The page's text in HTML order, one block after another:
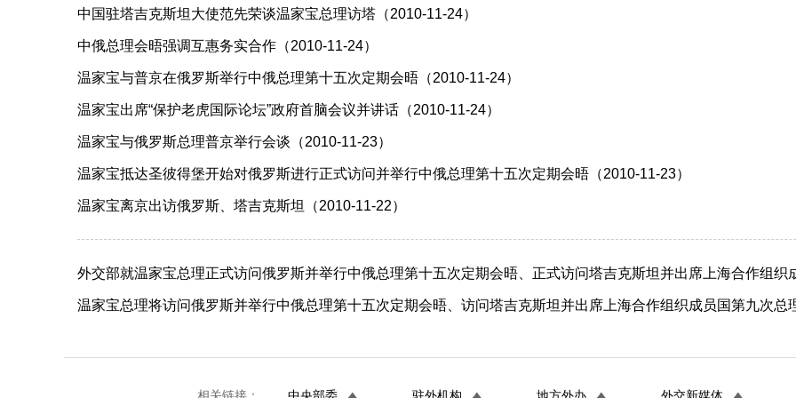
中国驻塔吉克斯坦大使范先荣谈温家宝总理访塔（2010-11-24）
中俄总理会晤强调互惠务实合作（2010-11-24）
温家宝与普京在俄罗斯举行中俄总理第十五次定期会晤（2010-11-24）
温家宝出席“保护老虎国际论坛”政府首脑会议并讲话（2010-11-24）
温家宝与俄罗斯总理普京举行会谈（2010-11-23）
温家宝抵达圣彼得堡开始对俄罗斯进行正式访问并举行中俄总理第十五次定期会晤（2010-11-23）
温家宝离京出访俄罗斯、塔吉克斯坦（2010-11-22）
外交部就温家宝总理正式访问俄罗斯并举行中俄总理第十五次定期会晤、正式访问塔吉克斯坦并出席上海合作组
11-18）
温家宝总理将访问俄罗斯并举行中俄总理第十五次定期会晤、访问塔吉克斯坦并出席上海合作组织成员国第九次总